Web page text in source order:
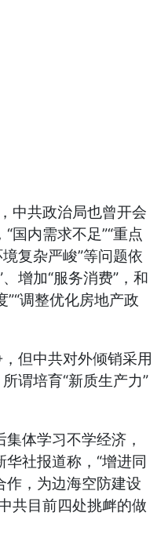
中共政治局也曾开会
国内需求不足”“重点
复杂严峻”等问题依
增加“服务消费”，和
”“调整优化房地产政
但中共对外倾销采用
谓培育“新质生产力”
体学习不学经济，
社报道称，“增进同
作，为边海空防建设
共目前四处挑衅的做